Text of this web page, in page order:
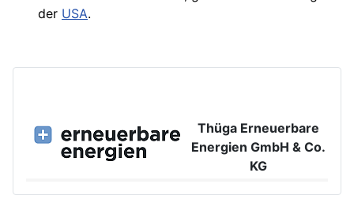
der USA.
Thüga Erneuerbare
Energien GmbH & Co.
KG